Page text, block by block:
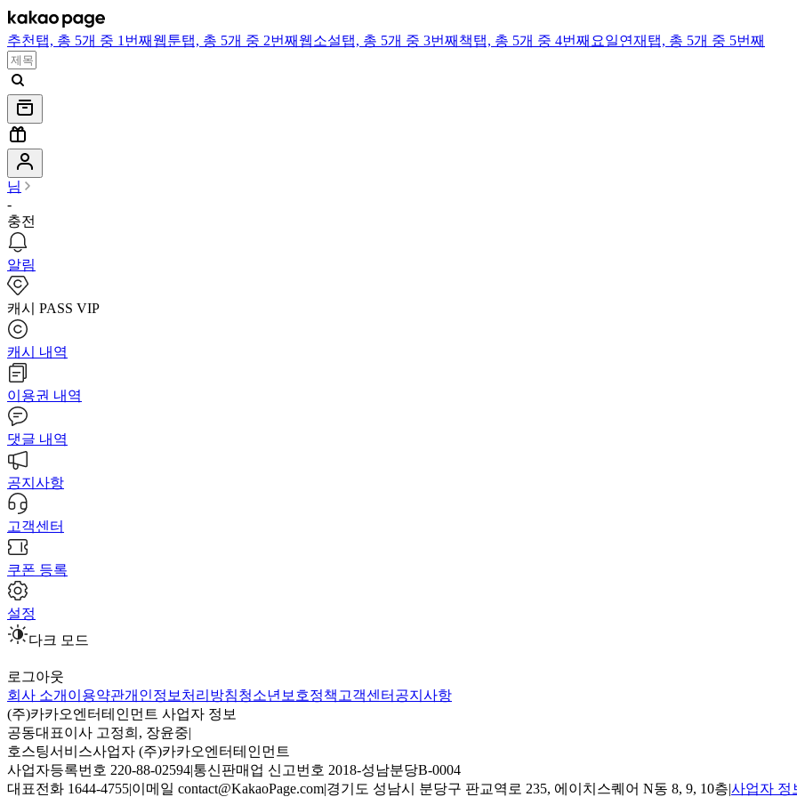
추천 탭, 총 5개 중 1번째 웹툰탭, 총 5개 중 2번째 웹소설탭, 총 5개 중 3번째 책탭, 총 5개 중 4번째 요일연재 탭, 총 5개 중 5번째
님
-
충전
알림
캐시 PASS VIP
캐시 내역
이용권 내역
댓글 내역
공지사항
고객센터
쿠폰 등록
설정
다크 모드
로그아웃
회사 소개 이용약관개인정보처리방침청소년보호정책 고객센터 공지사항
(주)카카오엔터테인먼트 사업자 정보
공동대표이사 고정희, 장윤중|
호스팅서비스사업자 (주)카카오엔터테인먼트
사업자등록번호 220-88-02594|통신판매업 신고번호 2018-성남분당B-0004
대표전화 1644-4755|이메일 contact@KakaoPage.com|경기도 성남시 분당구 판교역로 235, 에이치스퀘어 N동 8, 9, 10층|사업자 정